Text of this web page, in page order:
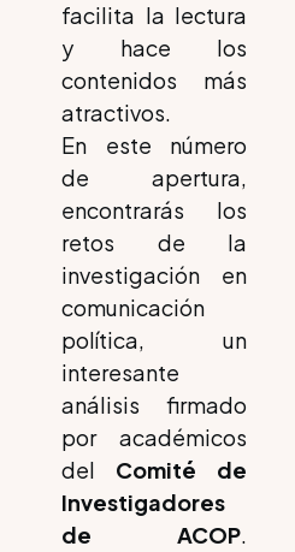
facilita la lectura
y hace los
contenidos más
atractivos.
En este número
de apertura,
encontrarás los
retos de la
investigación en
comunicación
política, un
interesante
análisis firmado
por académicos
del Comité de
Investigadores
de ACOP.